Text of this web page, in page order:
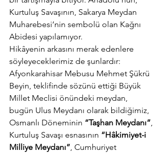
Kurtuluş Savaşının, Sakarya Meydan
Muharebesi’nin sembolü olan Kağnı
Abidesi yapılamıyor.
Hikâyenin arkasını merak edenlere
söyleyeceklerimiz de şunlardır:
Afyonkarahisar Mebusu Mehmet Şükrü
Beyin, teklifinde sözünü ettiği Büyük
Millet Meclisi önündeki meydan,
bugün Ulus Meydanı olarak bildiğimiz,
Osmanlı Döneminin “Taşhan Meydanı”,
Kurtuluş Savaşı esnasının “Hâkimiyet-i
Milliye Meydanı”, Cumhuriyet